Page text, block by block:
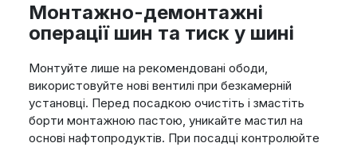
Монтажно-демонтажні
операції шин та тиск у шині
Монтуйте лише на рекомендовані ободи,
використовуйте нові вентилі при безкамерній
установці. Перед посадкою очистіть і змастіть
борти монтажною пастою, уникайте мастил на
основі нафтопродуктів. При посадці контролюйте